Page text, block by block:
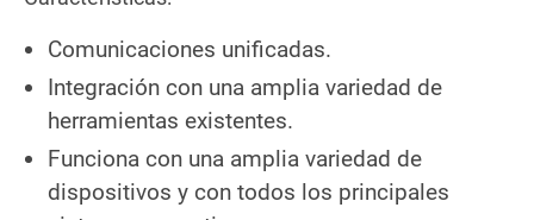
Comunicaciones unificadas.
Integración con una amplia variedad de
herramientas existentes.
Funciona con una amplia variedad de
dispositivos y con todos los principales